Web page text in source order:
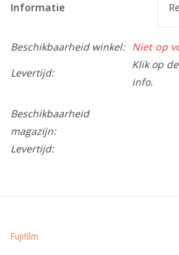
Informatie
Beschikbaarheid winkel: Niet op
Levertijd:
Klik op
info.
Beschikbaarheid
magazijn:
Levertijd:
Fujifilm